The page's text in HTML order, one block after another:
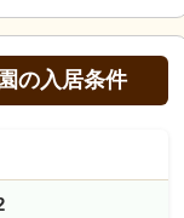
の入居条件